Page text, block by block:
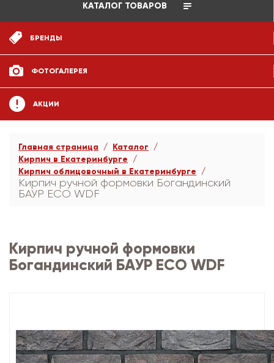
КАТАЛОГ ТОВАРОВ
БРЕНДЫ
ФОТОГАЛЕРЕЯ
АКЦИИ
Главная страница
Каталог
Кирпич в Екатеринбурге
Кирпич облицовочный в Екатеринбурге
Кирпич ручной формовки Богандинский
БАУР ECO WDF
Кирпич ручной формовки
Богандинский БАУР ECO WDF